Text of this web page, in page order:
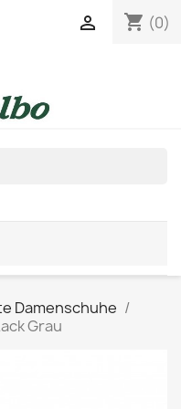
shopping_cart (0)

Damenschuhe
Grau